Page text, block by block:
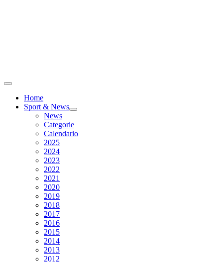
Home
Sport & News
News
Categorie
Calendario
2025
2024
2023
2022
2021
2020
2019
2018
2017
2016
2015
2014
2013
2012